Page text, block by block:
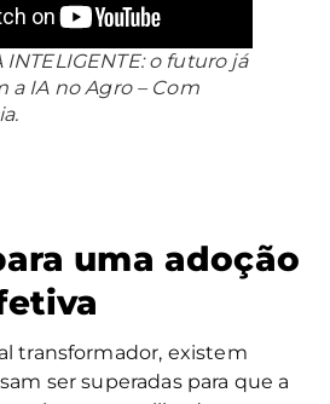
INTELIGENTE: o futuro já
a IA no Agro – Com
uma adoção
transformador, existem
ser superadas para que a